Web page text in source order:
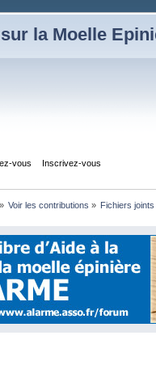
la Moelle
vous Inscrivez-vous
Voir les contributions » Fichiers joints